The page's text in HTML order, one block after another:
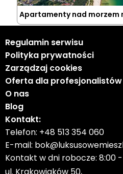
Apartamenty nad morzem
Regulamin serwisu
Polityka prywatności
Zarządzaj cookies
Oferta dla profesjonalistów
O nas
Blog
Kontakt:
Telefon: +48 513 354 060
E-mail:
Kontakt w dni robocze: 8:00 -